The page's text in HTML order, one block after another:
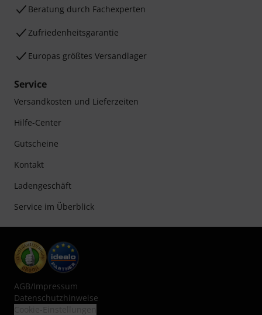
Beratung durch Fachexperten
Zufriedenheitsgarantie
Europas größtes Versandlager
Service
Versandkosten und Lieferzeiten
Hilfe-Center
Gutscheine
Kontakt
Ladengeschäft
Service im Überblick
AGB/Impressum
Datenschutzhinweise